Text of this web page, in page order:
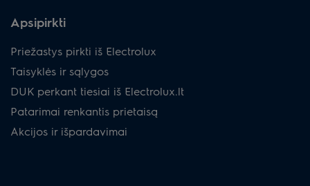
Apsipirkti
Priežastys pirkti iš Electrolux
Taisyklės ir sąlygos
DUK perkant tiesiai iš Electrolux.lt
Patarimai renkantis prietaisą
Akcijos ir išpardavimai